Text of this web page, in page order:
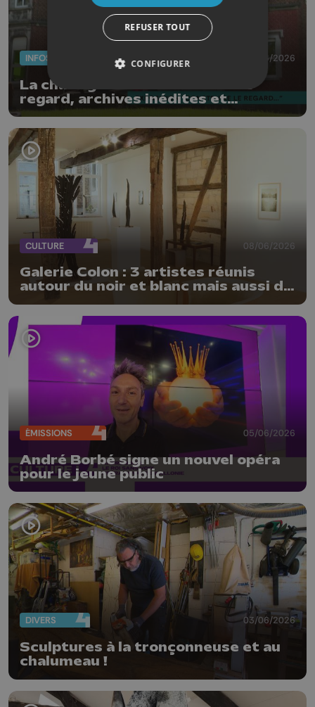
INFOS 09/06/2026
La châtaigneraie : Construire le
regard, archives inédites et
photographies contemporaines
CULTURE 08/06/2026
Galerie Colon : 3 artistes réunis
autour du noir et blanc mais aussi de
ÉMISSIONS 05/06/2026
André Borbé signe un nouvel opéra
pour le jeune public
DIVERS 03/06/2026
Sculptures à la tronçonneuse et au
chalumeau !
REFUSER TOUT
CONFIGURER